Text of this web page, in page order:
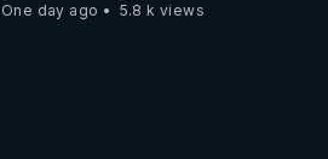
One day ago
5.8 k views